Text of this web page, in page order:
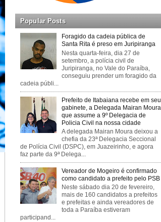
Popular Posts
Foragido da cadeia pública de
Santa Rita é preso em Juripiranga
Nesta quarta-feira, dia 27 de
setembro, a polícia civil de
Juripiranga, no Vale do Paraíba,
conseguiu prender um foragido da
cadeia públi...
Prefeito de Itabaiana recebe em seu
gabinete, a Delegada Mairan Moura
que assume a 9º Delegacia de
Policia Civil na nossa cidade
A delegada Mairan Moura deixou a
chefia da 23ª Delegacia Seccional
de Polícia Civil (DSPC), em Juazeirinho, e agora
faz parte da 9ª Delega...
Vereador de Mogeiro é confirmado
como candidato a prefeito pelo PSB
Neste sábado dia 20 de fevereiro,
mais de 160 candidatos a prefeitos
e prefeitas e ainda vereadores de
toda a Paraíba estiveram
participand...